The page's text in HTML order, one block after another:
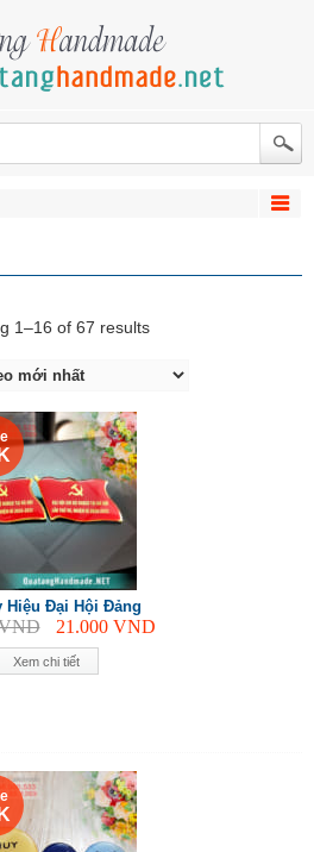
1–16 of 67 results
Xem chi tiết
Hiệu Đại Hội Đảng
21.000 VND